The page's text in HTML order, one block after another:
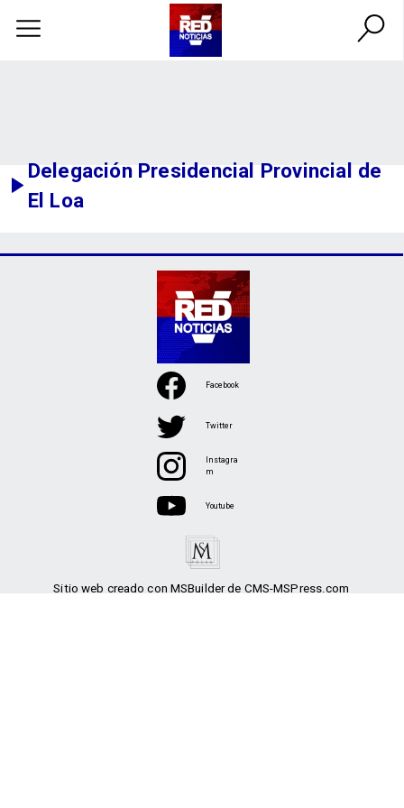
Delegación Presidencial Provincial de
El Loa
Sitio web creado con MSBuilder de CMS-MSPress.com
Facebook
Twitter
Instagra
m
Youtube